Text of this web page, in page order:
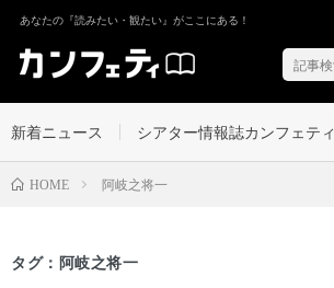
あなたの『読みたい・観たい』がここにある！
新着ニュース シアター情報誌カンフェティ
HOME 阿岐之将一
タグ：阿岐之将一